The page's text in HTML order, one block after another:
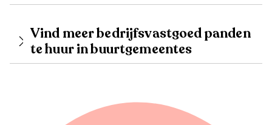
Vind meer bedrijfsvastgoed panden
te huur in buurtgemeentes